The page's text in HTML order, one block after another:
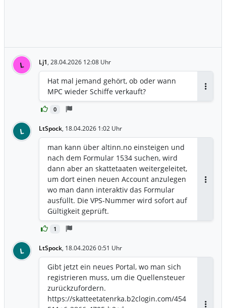
L Lj1, 28.04.2026 12:08 Uhr
0
Hat mal jemand gehört, ob oder wann
MPC wieder Schiffe verkauft?
L LtSpock, 18.04.2026 1:02 Uhr
1
man kann über altinn.no einsteigen und
nach dem Formular 1534 suchen, wird
dann aber an skattetaaten weitergeleitet,
um dort einen neuen Account anzulegen
wo man dann interaktiv das Formular
ausfüllt. Die VPS-Nummer wird sofort auf
Gültigkeit geprüft.
L LtSpock, 18.04.2026 0:51 Uhr
Gibt jetzt ein neues Portal, wo man sich
registrieren muss, um die Quellensteuer
zurückzufordern.
https://skatteetatenrka.b2clogin.com/454